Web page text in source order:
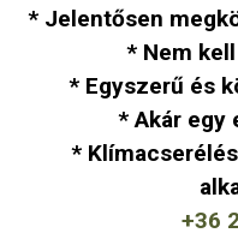
* Jelentősen
* Nem
* Egyszerű és
* Akár egy
*
+36